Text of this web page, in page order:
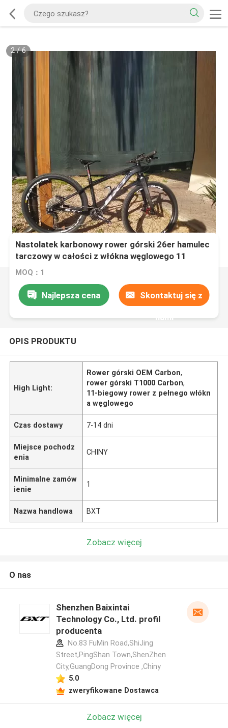
2/6
Nastolatek karbonowy rower górski 26er hamulec
tarczowy w całości z włókna węglowego 11
prędkości
MOQ：1
Najlepsza cena Skontaktuj się z
nami
OPIS PRODUKTU
High Light:
Rower górski OEM Carbon,
rower górski T1000 Carbon,
11-biegowy rower z pełnego włókn
a węglowego
Czas dostawy 7-14 dni
Miejsce pochodz
enia
CHINY
Minimalne zamów
ienie
1
Nazwa handlowa BXT
Zobacz więcej
O nas
Shenzhen Baixintai
Technology Co., Ltd. profil
producenta
No.83 FuMin Road,ShiJing
Street,PingShan Town,ShenZhen
City,GuangDong Province ,Chiny
5.0
zweryfikowane Dostawca
Zobacz więcej